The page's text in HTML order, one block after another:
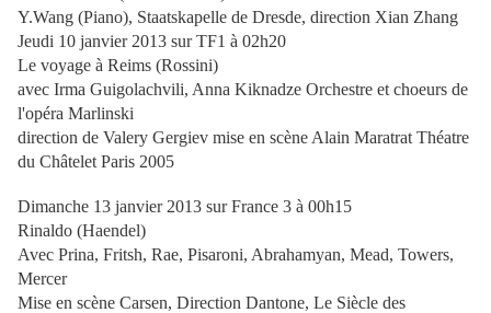
Y.Wang (Piano), Staatskapelle de Dresde, direction Xian Zhang
Jeudi 10 janvier 2013 sur TF1 à 02h20
Le voyage à Reims (Rossini)
avec Irma Guigolachvili, Anna Kiknadze Orchestre et choeurs de
l'opéra Marlinski
direction de Valery Gergiev mise en scène Alain Maratrat Théatre
du Châtelet Paris 2005
Dimanche 13 janvier 2013 sur France 3 à 00h15
Rinaldo (Haendel)
Avec Prina, Fritsh, Rae, Pisaroni, Abrahamyan, Mead, Towers,
Mercer
Mise en scène Carsen, Direction Dantone, Le Siècle des